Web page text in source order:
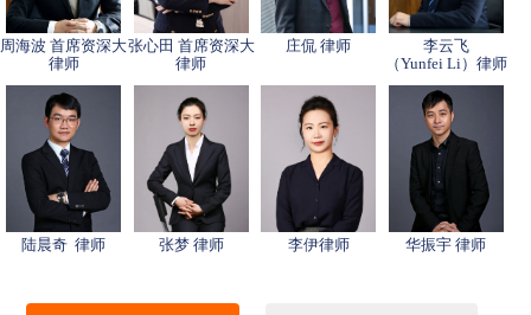
周海波 首席资深大
律师
张心田 首席资深大
律师
庄侃 律师
李云飞
（Yunfei Li）律师
陆晨奇 律师 张梦 律师 李伊律师 华振宇 律师